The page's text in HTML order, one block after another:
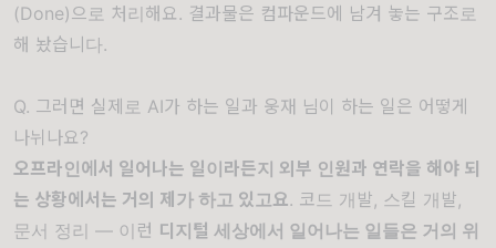
(Done)으로 처리해요. 결과물은 컴파운드에 남겨 놓는 구조로
해 놨습니다.
Q. 그러면 실제로 AI가 하는 일과 웅재 님이 하는 일은 어떻게
나뉘나요?
오프라인에서 일어나는 일이라든지 외부 인원과 연락을 해야 되
는 상황에서는 거의 제가 하고 있고요. 코드 개발, 스킬 개발,
문서 정리 — 이런 디지털 세상에서 일어나는 일들은 거의 위